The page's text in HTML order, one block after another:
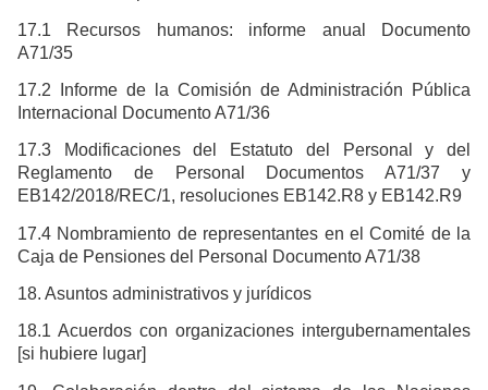
17.1 Recursos humanos: informe anual Documento
A71/35
17.2 Informe de la Comisión de Administración Pública
Internacional Documento A71/36
17.3 Modificaciones del Estatuto del Personal y del
Reglamento de Personal Documentos A71/37 y
EB142/2018/REC/1, resoluciones EB142.R8 y EB142.R9
17.4 Nombramiento de representantes en el Comité de la
Caja de Pensiones del Personal Documento A71/38
18. Asuntos administrativos y jurídicos
18.1 Acuerdos con organizaciones intergubernamentales
[si hubiere lugar]